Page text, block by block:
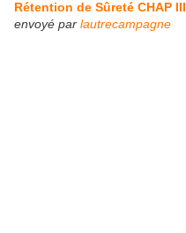
Rétention de Sûreté CHAP III
envoyé par lautrecampagne